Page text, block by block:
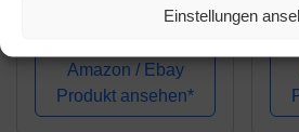
Einstellungen
Set im textilen Köcher
teilig, 1 Stück,
05004310001
Amazon / Ebay
Produkt ansehen*